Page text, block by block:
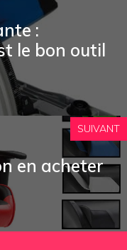
:
le bon outil
SUIVANT
en acheter